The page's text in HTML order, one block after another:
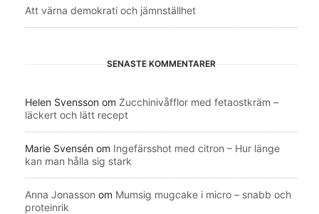
Att värna demokrati och jämnställhet
SENASTE KOMMENTARER
Helen Svensson om Zucchinivåfflor med fetaostkräm –
läckert och lätt recept
Marie Svensén om Ingefärsshot med citron – Hur länge
kan man hålla sig stark
Anna Jonasson om Mumsig mugcake i micro – snabb och
proteinrik